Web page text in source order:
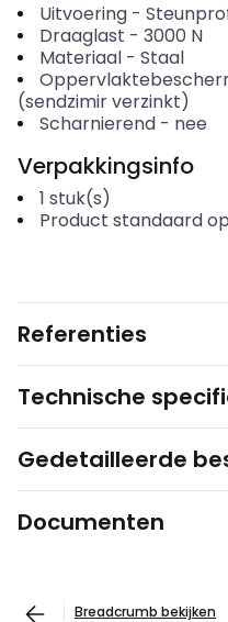
Uitvoering-
Draaglast - 3000 N
Materiaal- Staal
(sendzimir verzinkt)
Scharnierend- nee
Verpakkingsinfo
1 stuk(s)
Product standaard
Referenties
Technische
Gedetailleerde
Documenten
Breadcrumb bekijken